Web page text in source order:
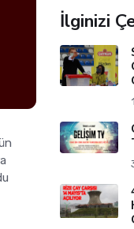
İlginizi